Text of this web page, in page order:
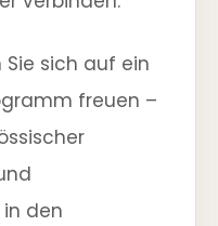
sich auf ein
freuen –
den